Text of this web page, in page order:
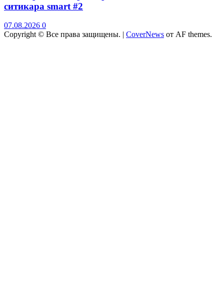
ситикара smart #2
07.08.2026 0
Copyright © Все права защищены. | CoverNews от AF themes.